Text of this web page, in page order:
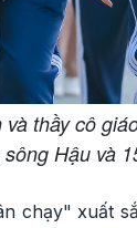
thầy cô
Hậu và
chạy" xuất